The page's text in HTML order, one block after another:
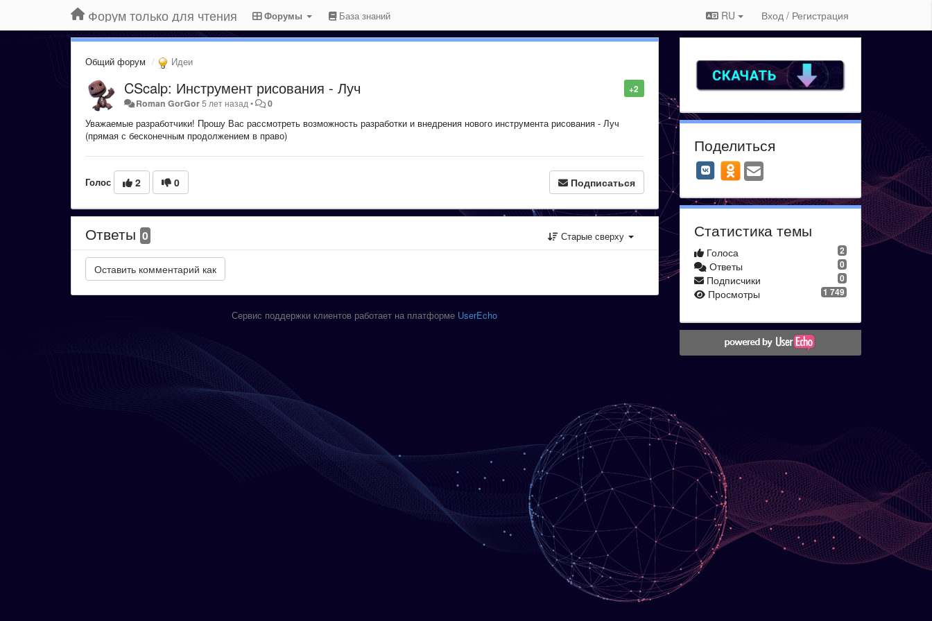
Форум только для чтения Форумы База знаний RU Вход / Регистрация
Общий форум Идеи
+2
CScalp: Инструмент рисования - Луч
Roman GorGor5 лет назад • 0
Уважаемые разработчики! Прошу Вас рассмотреть возможность разработки и внедрения нового инструмента рисования - Луч
(прямая с бесконечным продолжением в право)
Голос 2 0 Подписаться
Ответы 0 Старые сверху
Сервис поддержки клиентов работает на платформе UserEcho
Поделиться
Статистика темы
2
Голоса
0
Ответы
0
Подписчики
1 749
Просмотры